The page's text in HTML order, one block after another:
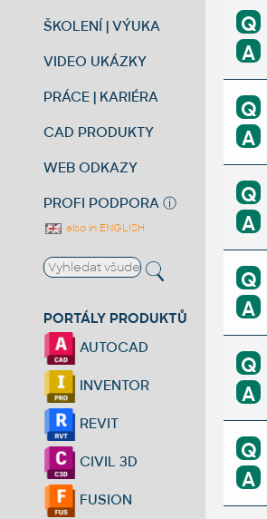
ŠKOLENÍ | VÝUKA
VIDEO UKÁZKY
PRÁCE | KARIÉRA
CAD PRODUKTY
WEB ODKAZY
PROFI PODPORA ⓘ
also in ENGLISH
PORTÁLY PRODUKTŮ
AUTOCAD
INVENTOR
REVIT
CIVIL 3D
FUSION
Q
A
Q
A
Q
A
Q
A
Q
A
Q
A